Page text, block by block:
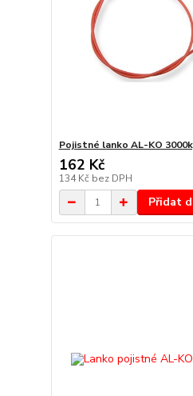
Pojistné lanko AL-KO
162 Kč
134 Kč bez DPH
Přidat